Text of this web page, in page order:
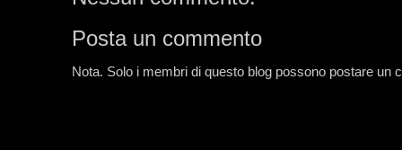
Posta un commento
Nota. Solo i membri di questo blog possono postare un